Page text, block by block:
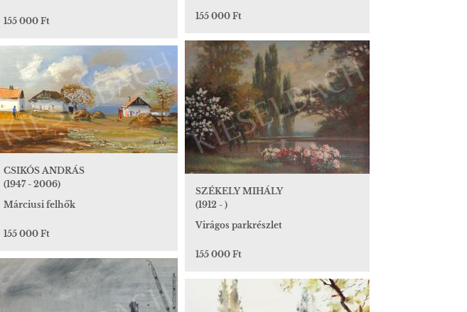
155 000 Ft
155 000 Ft
SZÉKELY MIHÁLY
(1912 - )
Virágos parkrészlet
155 000 Ft
CSIKÓS ANDRÁS
(1947 - 2006)
Márciusi felhők
155 000 Ft